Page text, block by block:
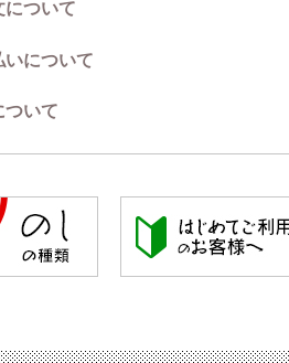
について
いについて
ついて